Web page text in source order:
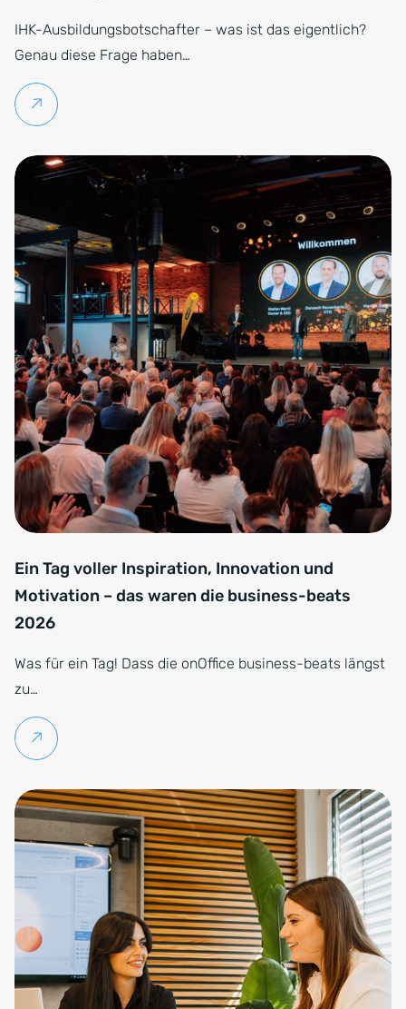
IHK-Ausbildungsbotschafter – was ist das eigentlich?
Genau diese Frage haben…
Weiterlesen
Ein Tag voller Inspiration, Innovation und
Motivation – das waren die business-beats
2026
Was für ein Tag! Dass die onOffice business-beats längst
zu…
Weiterlesen